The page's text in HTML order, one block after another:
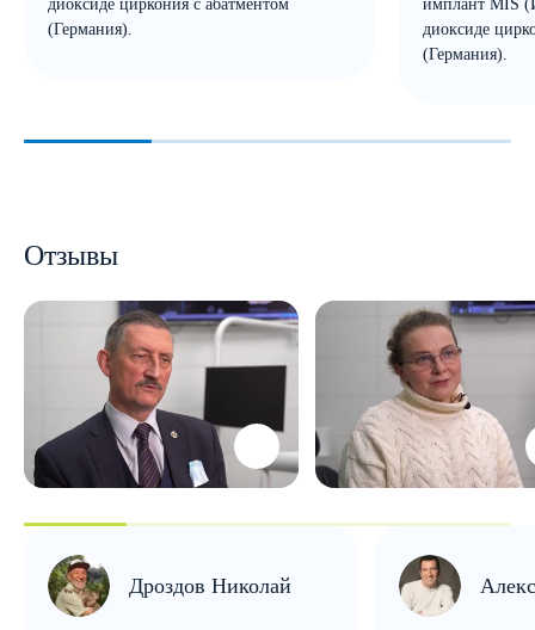
диоксиде циркония с абатментом
(Германия).
имплант MIS
диоксиде
(Германия).
Отзывы
Дроздов Николай